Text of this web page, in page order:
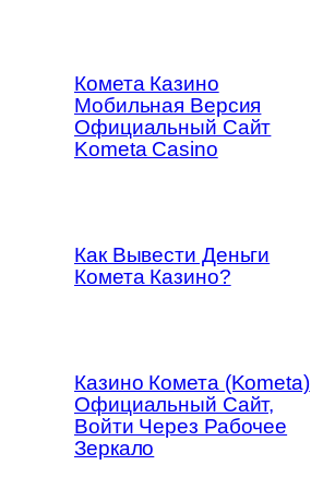
Комета Казино
Мобильная Версия
Официальный Сайт
Kometa Casino
Как Вывести Деньги
Комета Казино?
Казино Комета (Kometa)
Официальный Сайт,
Войти Через Рабочее
Зеркало